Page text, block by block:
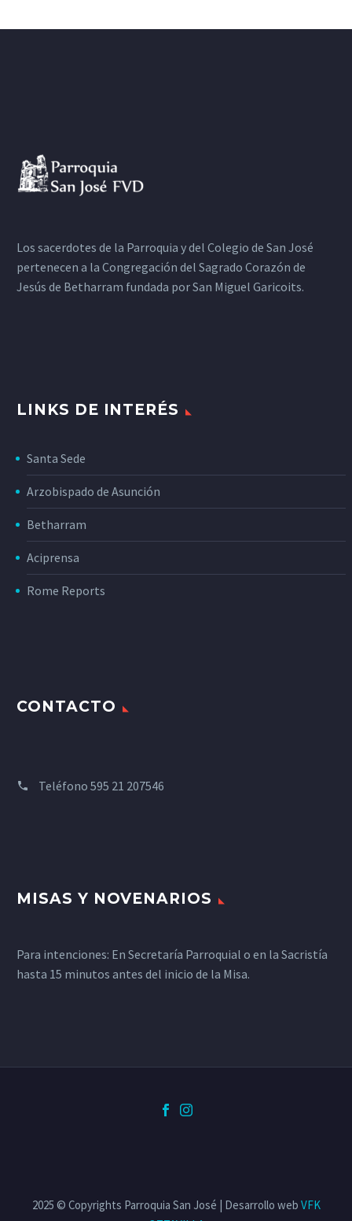
Los sacerdotes de la Parroquia y del Colegio de San José
pertenecen a la Congregación del Sagrado Corazón de
Jesús de Betharram fundada por San Miguel Garicoits.
LINKS DE INTERÉS
Santa Sede
Arzobispado de Asunción
Betharram
Aciprensa
Rome Reports
CONTACTO
Teléfono 595 21 207546
MISAS Y NOVENARIOS
Para intenciones: En Secretaría Parroquial o en la Sacristía
hasta 15 minutos antes del inicio de la Misa.
2025 © Copyrights Parroquia San José | Desarrollo web VFK